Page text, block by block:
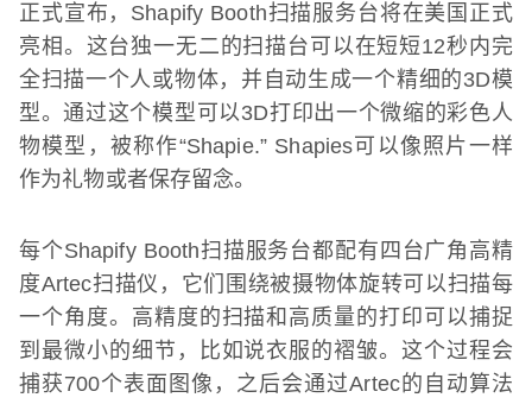
正式宣布， Shapify Booth扫描服务台将在美国正式
亮相。这台独一无二的扫描台可以在短短12秒内完
全扫描一个人或物体，并自动生成一个精细的3D模
型。通过这个模型可以3D打印出一个微缩的彩色人
物模型，被称作“Shapie.” Shapies可以像照片一样
作为礼物或者保存留念。
每个Shapify Booth扫描服务台都配有四台广角高精
度Artec扫描仪，它们围绕被摄物体旋转可以扫描每
一个角度。高精度的扫描和高质量的打印可以捕捉
到最微小的细节，比如说衣服的褶皱。这个过程会
捕获700个表面图像，之后会通过Artec的自动算法